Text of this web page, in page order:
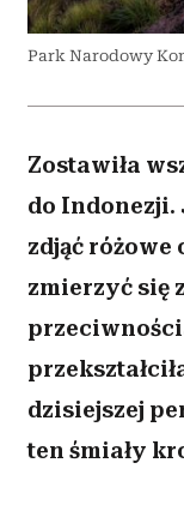
Park Narodowy
Zostawiła
do Indonezji.
zdjąć różowe
zmierzyć się
dzisiejszej
ten śmiały